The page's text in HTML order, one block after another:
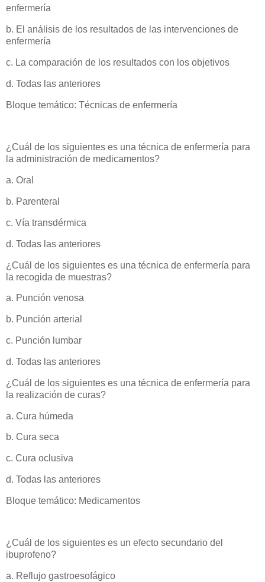
enfermería
b. El análisis de los resultados de las intervenciones de
enfermería
c. La comparación de los resultados con los objetivos
d. Todas las anteriores
Bloque temático: Técnicas de enfermería
¿Cuál de los siguientes es una técnica de enfermería para
la administración de medicamentos?
a. Oral
b. Parenteral
c. Vía transdérmica
d. Todas las anteriores
¿Cuál de los siguientes es una técnica de enfermería para
la recogida de muestras?
a. Punción venosa
b. Punción arterial
c. Punción lumbar
d. Todas las anteriores
¿Cuál de los siguientes es una técnica de enfermería para
la realización de curas?
a. Cura húmeda
b. Cura seca
c. Cura oclusiva
d. Todas las anteriores
Bloque temático: Medicamentos
¿Cuál de los siguientes es un efecto secundario del
ibuprofeno?
a. Reflujo gastroesofágico